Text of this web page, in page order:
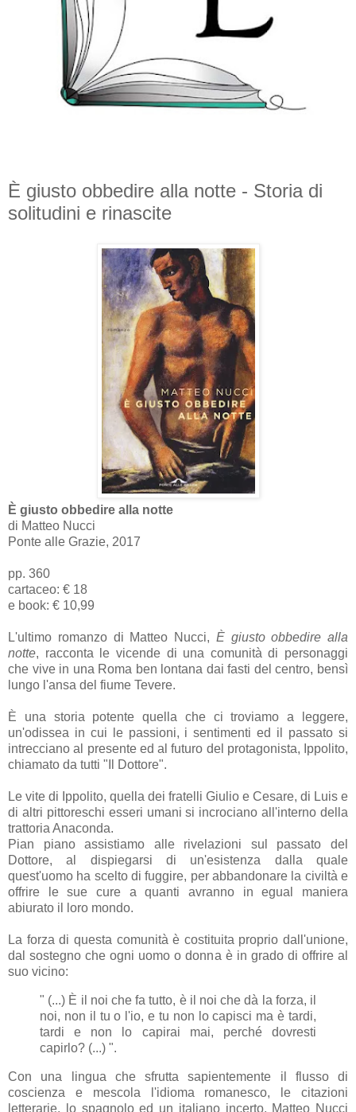
È giusto obbedire alla notte - Storia di
solitudini e rinascite
È giusto obbedire alla notte
di Matteo Nucci
Ponte alle Grazie, 2017
pp. 360
cartaceo: € 18
e book: € 10,99
L'ultimo romanzo di Matteo Nucci, È giusto obbedire alla
notte, racconta le vicende di una comunità di personaggi
che vive in una Roma ben lontana dai fasti del centro, bensì
lungo l'ansa del fiume Tevere.
È una storia potente quella che ci troviamo a leggere,
un'odissea in cui le passioni, i sentimenti ed il passato si
intrecciano al presente ed al futuro del protagonista, Ippolito,
chiamato da tutti "Il Dottore".
Le vite di Ippolito, quella dei fratelli Giulio e Cesare, di Luis e
di altri pittoreschi esseri umani si incrociano all'interno della
trattoria Anaconda.
Pian piano assistiamo alle rivelazioni sul passato del
Dottore, al dispiegarsi di un'esistenza dalla quale
quest'uomo ha scelto di fuggire, per abbandonare la civiltà e
offrire le sue cure a quanti avranno in egual maniera
abiurato il loro mondo.
La forza di questa comunità è costituita proprio dall'unione,
dal sostegno che ogni uomo o donna è in grado di offrire al
suo vicino:
" (...) È il noi che fa tutto, è il noi che dà la forza, il
noi, non il tu o l'io, e tu non lo capisci ma è tardi,
tardi e non lo capirai mai, perché dovresti
capirlo? (...) ".
Con una lingua che sfrutta sapientemente il flusso di
coscienza e mescola l'idioma romanesco, le citazioni
letterarie, lo spagnolo ed un italiano incerto, Matteo Nucci